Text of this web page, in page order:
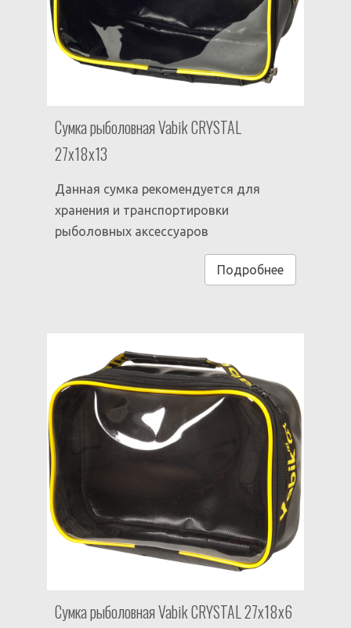
Сумка рыболовная Vabik CRYSTAL
27x18x13
Данная сумка рекомендуется для
хранения и транспортировки
рыболовных аксессуаров
Подробнее
Сумка рыболовная Vabik CRYSTAL 27x18x6